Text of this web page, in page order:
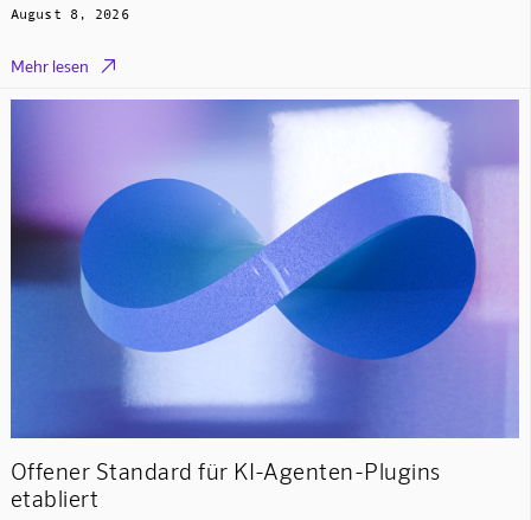
August 8, 2026
Mehr lesen 
Offener Standard für KI-Agenten-Plugins
etabliert